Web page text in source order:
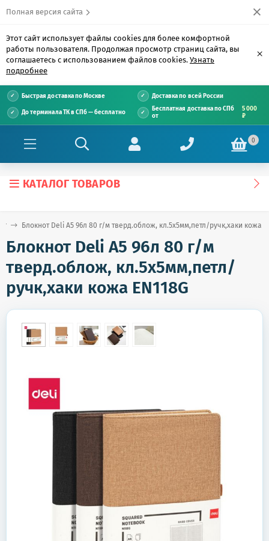
Полная версия сайта
Этот сайт использует файлы cookies для более комфортной
работы пользователя. Продолжая просмотр страниц сайта, вы
соглашаетесь с использованием файлов cookies. Узнать
подробнее
×
Быстрая доставка по Москве Доставка по всей России
До терминала ТК в СПб — бесплатно
Бесплатная доставка по СПб
от
5 000
₽
0
КАТАЛОГ ТОВАРОВ
Блокнот Deli А5 96л 80 г/м тверд.облож, кл.5x5мм,петл/ручк,хаки кожа
Блокнот Deli А5 96л 80 г/м
тверд.облож, кл.5x5мм,петл/
ручк,хаки кожа EN118G